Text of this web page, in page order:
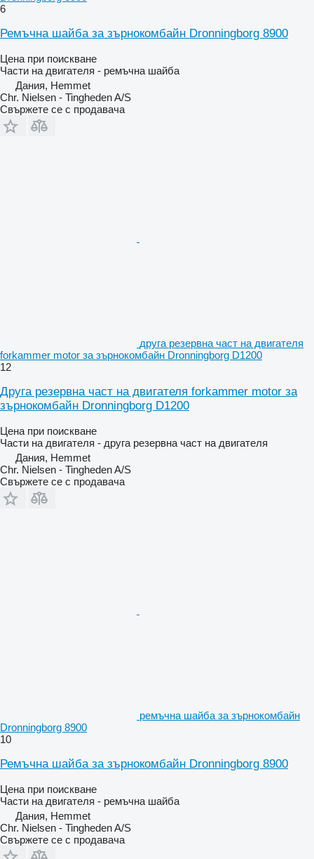
6
Ремъчна шайба за зърнокомбайн Dronningborg 8900
Цена при поискване
Части на двигателя - ремъчна шайба
Дания, Hemmet
Chr. Nielsen - Tingheden A/S
Свържете се с продавача
друга резервна част на двигателя
forkammer motor за зърнокомбайн Dronningborg D1200
12
Друга резервна част на двигателя forkammer motor за
зърнокомбайн Dronningborg D1200
Цена при поискване
Части на двигателя - друга резервна част на двигателя
Дания, Hemmet
Chr. Nielsen - Tingheden A/S
Свържете се с продавача
ремъчна шайба за зърнокомбайн
Dronningborg 8900
10
Ремъчна шайба за зърнокомбайн Dronningborg 8900
Цена при поискване
Части на двигателя - ремъчна шайба
Дания, Hemmet
Chr. Nielsen - Tingheden A/S
Свържете се с продавача